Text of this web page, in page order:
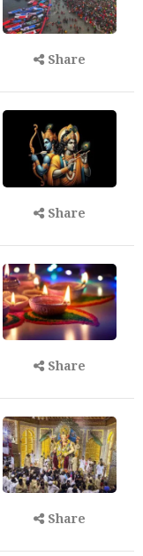
Share
Share
Share
Share